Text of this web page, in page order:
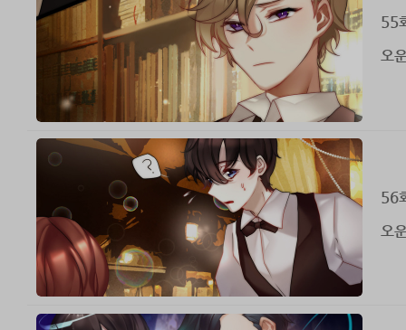
55
오
56
오